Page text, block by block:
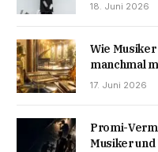
18. Juni 2026
Wie
manchmal
17. Juni 2026
Promi-
Musiker